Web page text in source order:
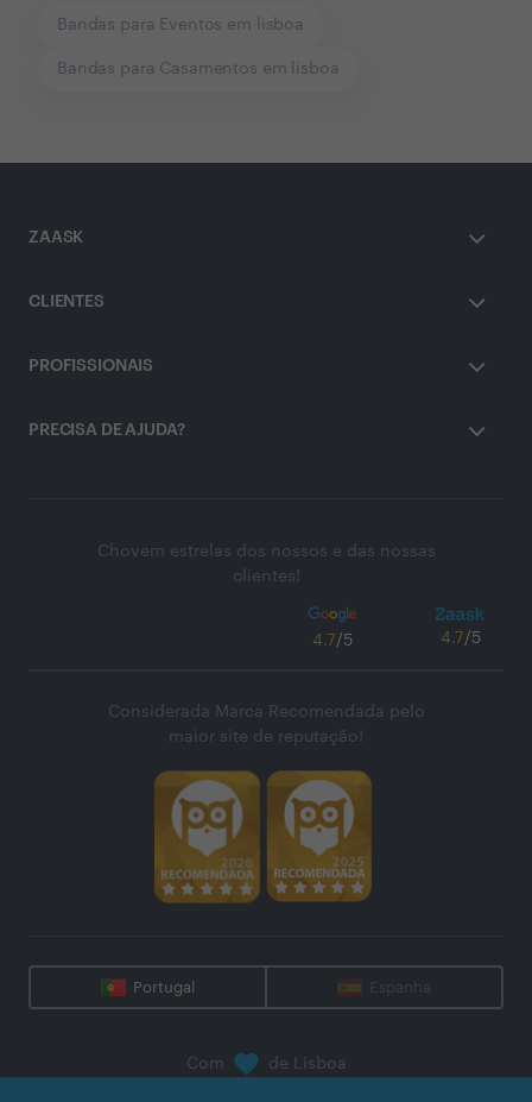
Bandas para Eventos em lisboa
Bandas para Casamentos em lisboa
ZAASK
CLIENTES
PROFISSIONAIS
PRECISA DE AJUDA?
Chovem estrelas dos nossos e das nossas
clientes!
4.7/5 4.7/5
Considerada Marca Recomendada pelo
maior site de reputação!
Portugal Espanha
Com de Lisboa